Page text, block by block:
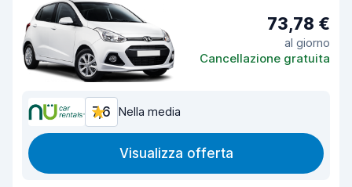
73,78 €
al giorno
Cancellazione gratuita
7,6 Nella media
Visualizza offerta